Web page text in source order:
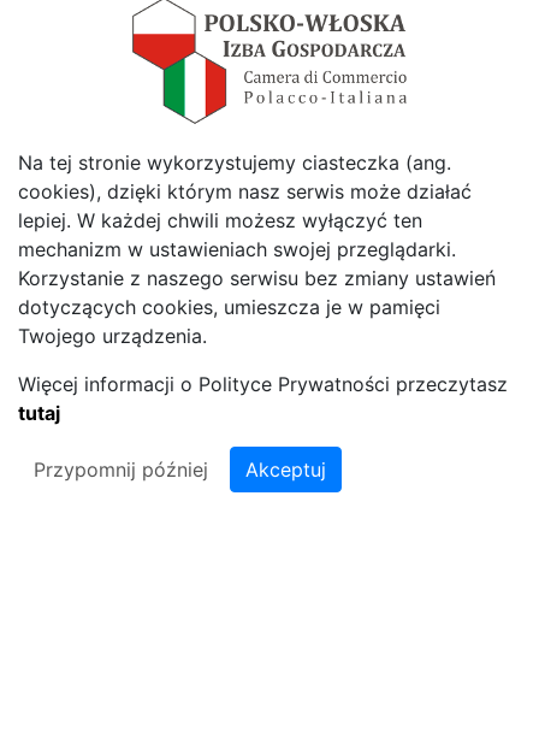
organizowała coroczne seminaria gospodarcze,
z udziałem przedstawicieli władz przedsiębiorstw
z obu krajów. Istotnie miejsce w działalności Izby
zajmowało organizowanie wizyt studyjnych
gospodarczych oraz naukowo-technicznych
gospodarki polskiej i włoskiej. 23 maja 2018 roku
w Lublinie odbyło się Nadzwyczajne Walne
Zgromadzenie Polsko-Włoskiej Izby
Gospodarczej, podczas którego Władze Izby
podjęły decyzję przeniesieniu siedziby Izby z
Warszawy do Lublina.
Na tej stronie wykorzystujemy ciasteczka (ang.
cookies), dzięki którym nasz serwis może działać
lepiej. W każdej chwili możesz wyłączyć ten
mechanizm w ustawieniach swojej przeglądarki.
Korzystanie z naszego serwisu bez zmiany ustawień
dotyczących cookies, umieszcza je w pamięci
Twojego urządzenia.
Więcej informacji o Polityce Prywatności przeczytasz
tutaj
Przypomnij później Akceptuj